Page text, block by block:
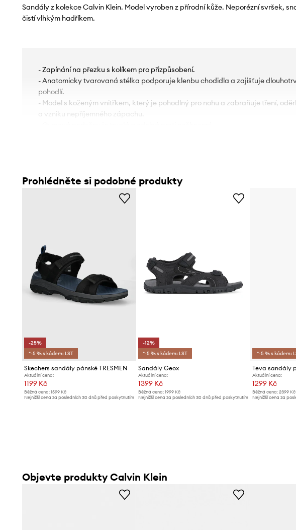
Sandály z kolekce Calvin Klein. Model vyroben z přírodní kůže. Neporézní svršek,
čistí vlhkým hadříkem.
- Zapínání na přezku s kolíkem pro přizpůsobení.
- Anatomicky tvarovaná stélka podporuje klenbu chodidla a zajišťuje
pohodlí.
- Model s koženým vnitřkem, který je pohodlný pro nohu a zabraňuje tření,
a vzniku nepříjemného zápachu.
Prohlédněte si podobné produkty
-25%
*-5 % s kódem: LST
Skechers sandály pánské TRESMEN
Aktuální cena:
1199 Kč
Běžná cena: 1599 Kč
Nejnižší cena za posledních 30 dnů před poskytnutím
-12%
*-5 % s kódem: LST
Sandály Geox
Aktuální cena:
1399 Kč
Běžná cena:1999 Kč
Nejnižší cena za posledních 30 dnů před poskytnutím
*-5 % s kódem:
Aktuální cena:
1299 Kč
Běžná cena: 2399 Kč
Nejnižší cena za
Objevte produkty Calvin Klein